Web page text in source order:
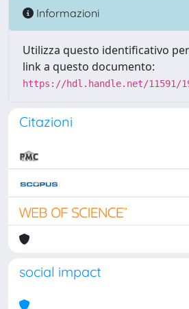
Informazioni
Utilizza questo identificativo
link a questo documento:
https://hdl.handle.net/11591/
Citazioni
social impact